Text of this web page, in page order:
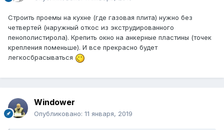
Строить проемы на кухне (где газовая плита) нужно без
четвертей (наружный откос из экструдированного
пенополистирола). Крепить окно на анкерные пластины (точек
крепления поменьше). И все прекрасно будет
легкосбрасываться
Windower
Опубликовано: 11 января, 2019